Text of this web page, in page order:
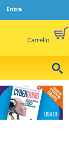
Entra
Carrello